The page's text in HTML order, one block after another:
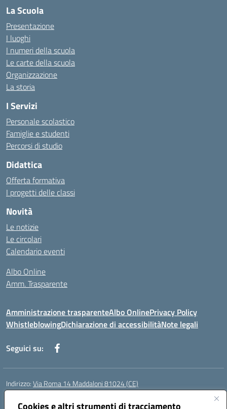
Cookies e altri strumenti di tracciamento
La Scuola
Presentazione
I luoghi
I numeri della scuola
Le carte della scuola
Organizzazione
La storia
I Servizi
Personale scolastico
Famiglie e studenti
Percorsi di studio
Didattica
Offerta formativa
I progetti delle classi
Novità
Le notizie
Le circolari
Calendario eventi
Albo Online
Amm. Trasparente
Amministrazione trasparenteAlbo OnlinePrivacy Policy
WhistleblowingDichiarazione di accessibilitàNote legali
Seguici su:
Indirizzo:Via Roma 14 Maddaloni 81024 (CE)
Centralino:
Posta elettronica certificata (PEC):ceic8an00r@pec.istruzione.it